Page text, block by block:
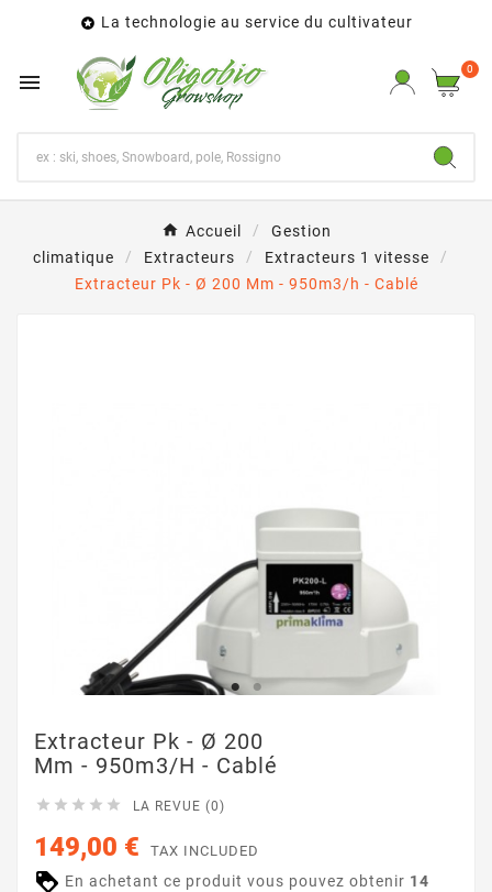
 La technologie au service du cultivateur

0
Accueil
Gestion
climatique
Extracteurs
Extracteurs 1 vitesse
Extracteur Pk - Ø 200 Mm - 950m3/h - Cablé
Extracteur Pk - Ø 200
Mm - 950m3/h - Cablé
     LA REVUE (0)
149,00 € TAX INCLUDED
En achetant ce produit vous pouvez obtenir 14